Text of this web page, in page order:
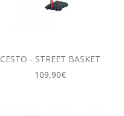
CESTO - STREET BASKET
109,90€